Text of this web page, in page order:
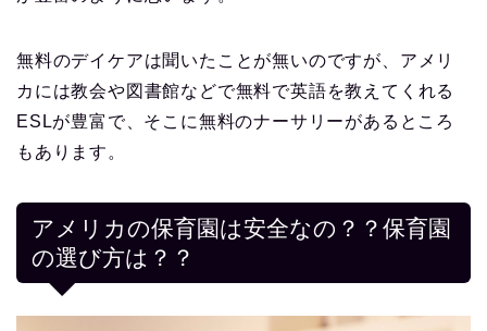
無料のデイケアは聞いたことが無いのですが、アメリ
カには教会や図書館などで無料で英語を教えてくれる
ESLが豊富で、そこに無料のナーサリーがあるところ
もあります。
アメリカの保育園は安全なの？？保育園
の選び方は？？